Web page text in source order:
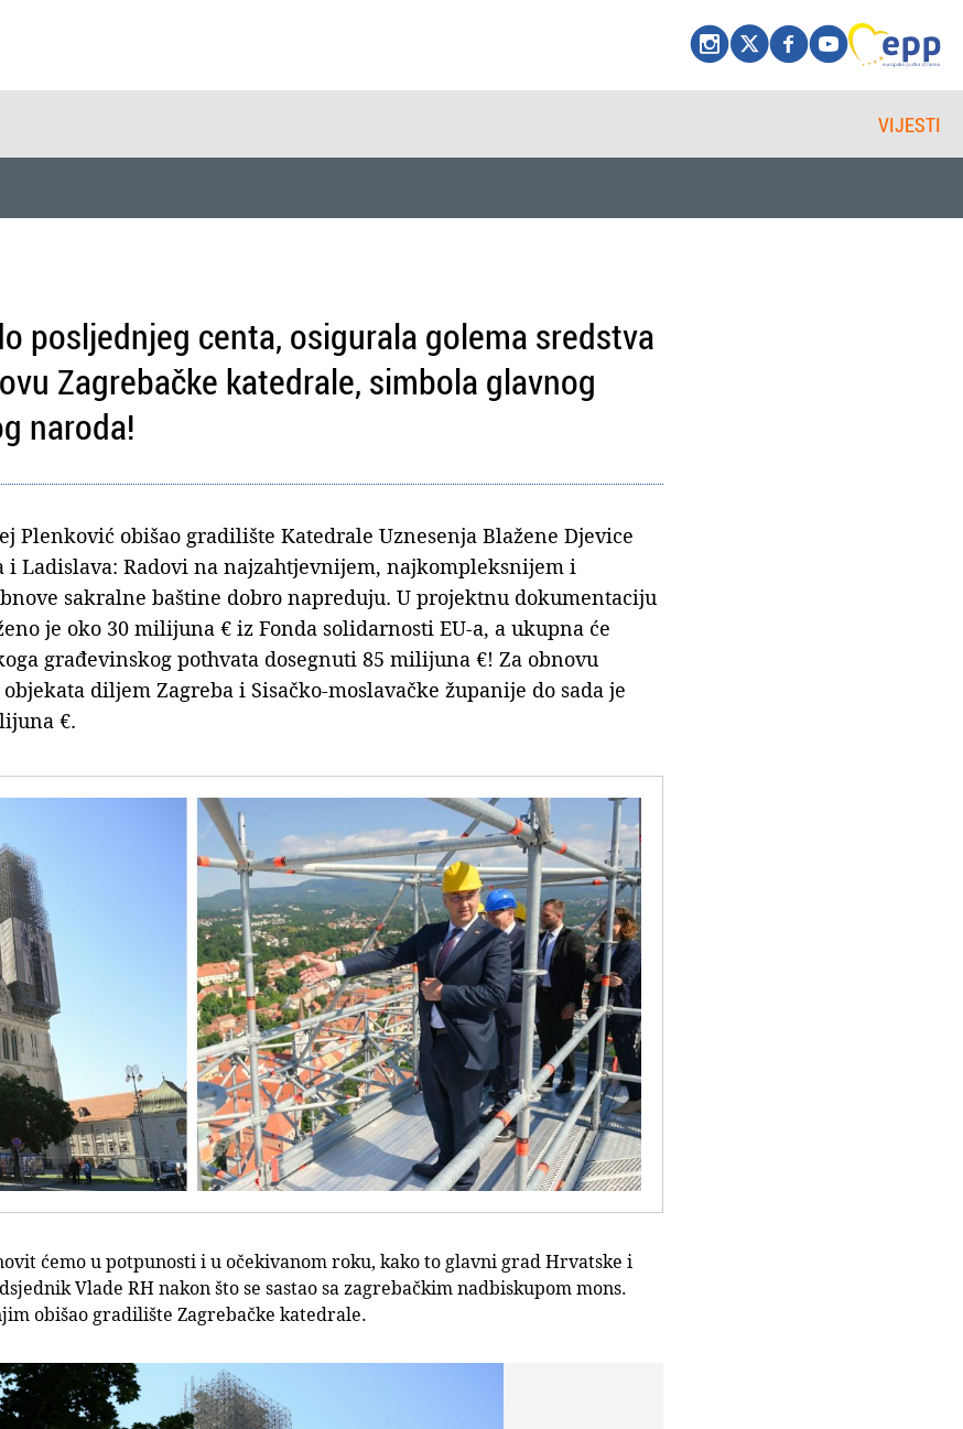
VIJESTI
posljednjeg centa, osigurala golema sredstva
Zagrebačke katedrale, simbola glavnog
naroda!
Plenković obišao gradilište Katedrale Uznesenja Blažene Djevice
i Ladislava: Radovi na najzahtjevnijem, najkompleksnijem i
sakralne baštine dobro napreduju. U projektnu dokumentaciju
je oko 30 milijuna € iz Fonda solidarnosti EU-a, a ukupna će
građevinskog pothvata dosegnuti 85 milijuna €! Za obnovu
diljem Zagreba i Sisačko-moslavačke županije do sada je
€.
ćemo u potpunosti i u očekivanom roku, kako to glavni grad Hrvatske i
Vlade RH nakon što se sastao sa zagrebačkim nadbiskupom mons.
obišao gradilište Zagrebačke katedrale.